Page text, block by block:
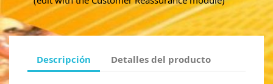
Descripción Detalles del producto